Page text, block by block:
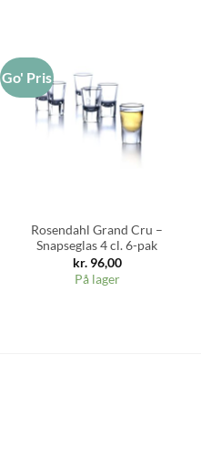
Go' Pris
Rosendahl Grand Cru –
Snapseglas 4 cl. 6-pak
kr.96,00
På lager